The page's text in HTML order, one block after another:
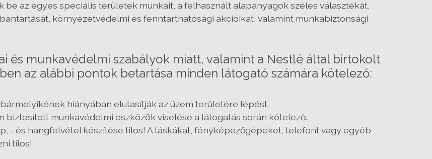
az egyes speciális területek munkáit, a felhasznált alapanyagok széles választékát,
környezetvédelmi és fenntarthatósági akcióikat, valamint munkabiztonsági
és munkavédelmi szabályok miatt, valamint a Nestlé által birtokolt
az alábbi pontok betartása minden látogató számára kötelező:
hiányában elutasítják az üzem területére lépést.
biztosított munkavédelmi eszközök viselése a látogatás során kötelező.
- és hangfelvétel készítése tilos! A táskákat, fényképezőgépeket, telefont vagy egyéb
tilos!